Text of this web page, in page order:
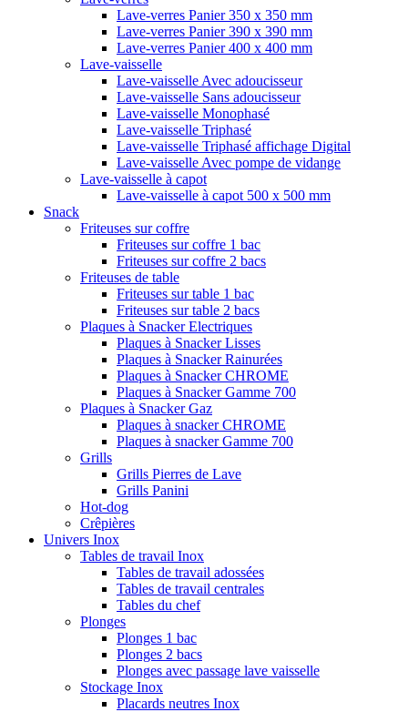
Lave-verres Panier 350 x 350 mm
Lave-verres Panier 390 x 390 mm
Lave-verres Panier 400 x 400 mm
Lave-vaisselle
Lave-vaisselle Avec adoucisseur
Lave-vaisselle Sans adoucisseur
Lave-vaisselle Monophasé
Lave-vaisselle Triphasé
Lave-vaisselle Triphasé affichage Digital
Lave-vaisselle Avec pompe de vidange
Lave-vaisselle à capot
Lave-vaisselle à capot 500 x 500 mm
Snack
Friteuses sur coffre
Friteuses sur coffre 1 bac
Friteuses sur coffre 2 bacs
Friteuses de table
Friteuses sur table 1 bac
Friteuses sur table 2 bacs
Plaques à Snacker Electriques
Plaques à Snacker Lisses
Plaques à Snacker Rainurées
Plaques à Snacker CHROME
Plaques à Snacker Gamme 700
Plaques à Snacker Gaz
Plaques à snacker CHROME
Plaques à snacker Gamme 700
Grills
Grills Pierres de Lave
Grills Panini
Hot-dog
Crêpières
Univers Inox
Tables de travail Inox
Tables de travail adossées
Tables de travail centrales
Tables du chef
Plonges
Plonges 1 bac
Plonges 2 bacs
Plonges avec passage lave vaisselle
Stockage Inox
Placards neutres Inox